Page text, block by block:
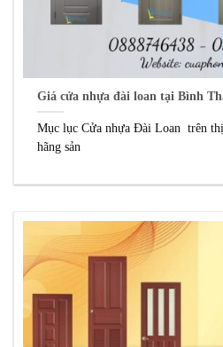
Giá cửa nhựa đài loan tại Bình
Mục lục Cửa nhựa Đài Loan trên
hãng sản